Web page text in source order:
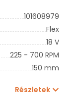
101608979
Flex
18 V
225 - 700 RPM
150 mm
Részletek